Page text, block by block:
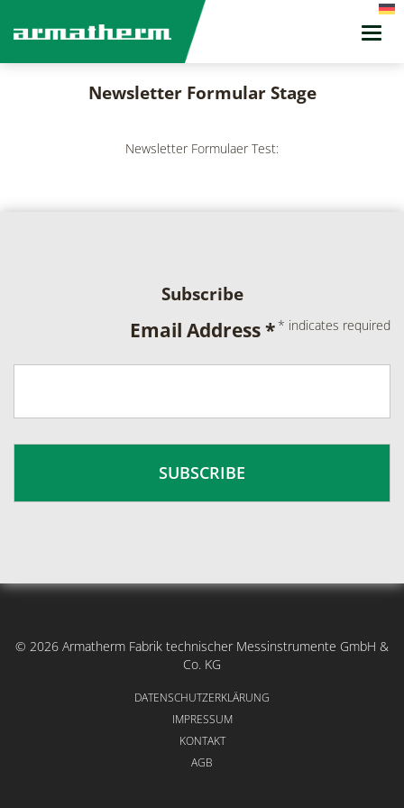
Newsletter Formular Stage
Newsletter Formulaer Test:
Subscribe
* indicates required
Email Address*
© 2026 Armatherm Fabrik technischer Messinstrumente GmbH &
Co. KG
DATENSCHUTZERKLÄRUNG
IMPRESSUM
KONTAKT
AGB